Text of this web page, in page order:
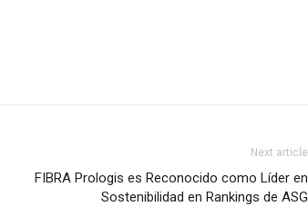
Next article
FIBRA Prologis es Reconocido como Líder en
Sostenibilidad en Rankings de ASG